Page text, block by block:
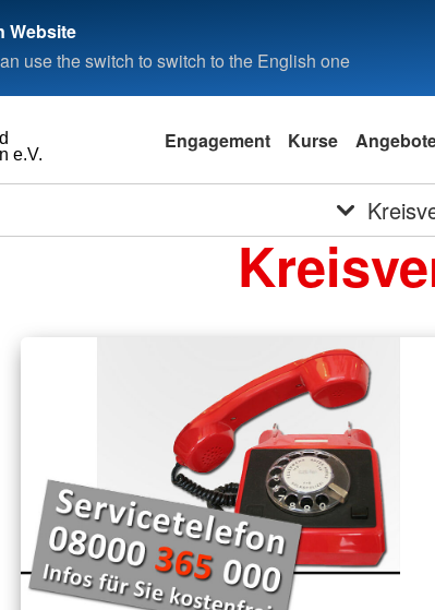
Website
use the switch to switch to the English one
e.V.
Engagement Kurse